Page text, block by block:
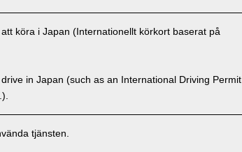
köra i Japan (Internationellt körkort baserat på
in Japan (such as an International Driving Permit
tjänsten.